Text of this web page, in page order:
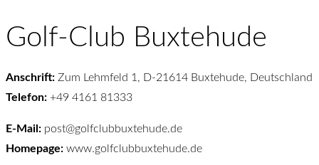
Golf-Club Buxtehude
Anschrift: Zum Lehmfeld 1, D-21614 Buxtehude, Deutschland
Telefon: +49 4161 81333
E-Mail: post@golfclubbuxtehude.de
Homepage: www.golfclubbuxtehude.de